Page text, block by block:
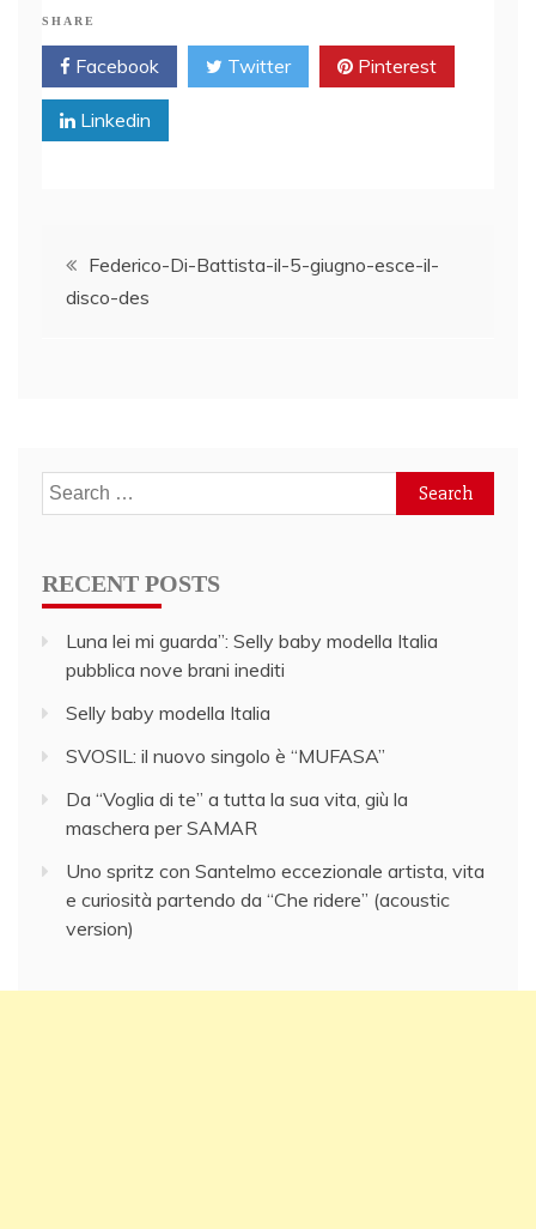
SHARE
Facebook Twitter Pinterest
Linkedin
PostFederico-Di-Battista-il-5-giugno-esce-il-
disco-des
Search
for:
RECENT POSTS
Luna lei mi guarda”: Selly baby modella Italia
pubblica nove brani inediti
Selly baby modella Italia
SVOSIL: il nuovo singolo è “MUFASA”
Da “Voglia di te” a tutta la sua vita, giù la
maschera per SAMAR
Uno spritz con Santelmo eccezionale artista, vita
e curiosità partendo da “Che ridere” (acoustic
version)